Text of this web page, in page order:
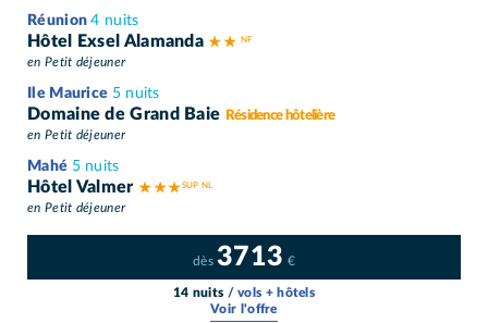
Réunion4 nuits
Hôtel Exsel Alamanda★ ★
en Petit déjeuner
Ile Maurice 5 nuits
Domaine de Grand Baie Résidence hôtelière
en Petit déjeuner
Mahé 5 nuits
Hôtel Valmer ★ ★ ★
en Petit déjeuner
dès3713 €
14 nuits / vols + hôtels
Voir l'offre